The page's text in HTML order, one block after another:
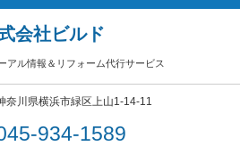
会社ビルド
アル情報＆リフォーム代行サービス
川県横浜市緑区上山1-14-11
934-1589